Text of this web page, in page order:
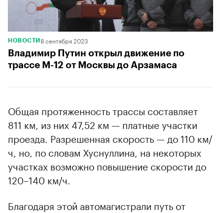
НОВОСТИ 8 сентября 2023
Владимир Путин открыл движение по
трассе М-12 от Москвы до Арзамаса
Общая протяженность трассы составляет
811 км, из них 47,52 км — платные участки
проезда. Разрешенная скорость — до 110 км/
ч, но, по словам Хуснуллина, на некоторых
участках возможно повышение скорости до
120–140 км/ч.
Благодаря этой автомагистрали путь от